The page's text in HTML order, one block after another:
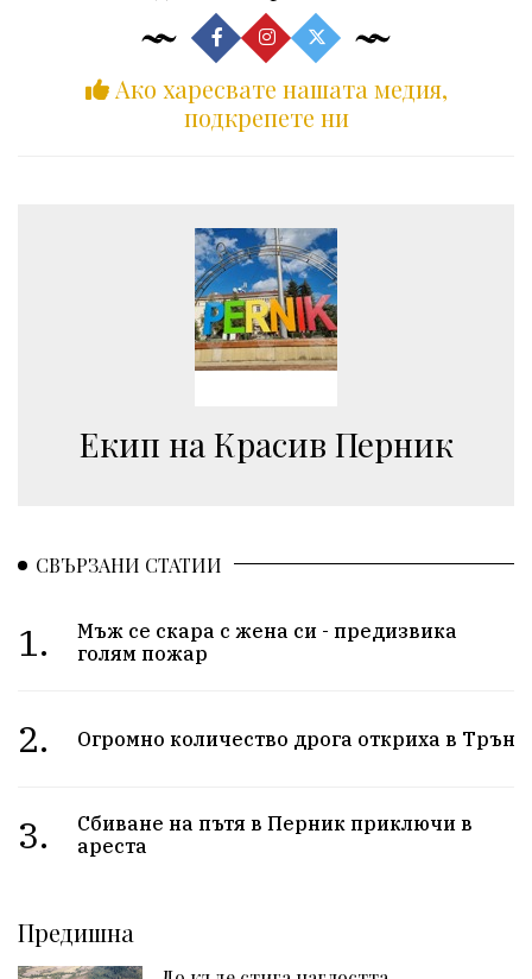
Ако харесвате нашата медия,
подкрепете ни
Екип на Красив Перник
СВЪРЗАНИ СТАТИИ
1.
Мъж се скара с жена си - предизвика
голям пожар
2. Огромно количество дрога откриха в Трън
3.
Сбиване на пътя в Перник приключи в
ареста
Предишна